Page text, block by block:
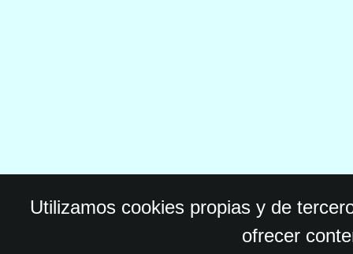
Utilizamos cookies propias y de
ofrecer